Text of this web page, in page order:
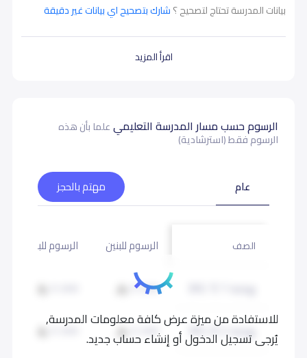
اقرأ المزيد
بيانات المدرسة تحتاج لتصحيح ؟شارك بتصحيح اي بيانات غير دقيقة
الرسوم حسب مسار المدرسة التعليميعلما بأن هذه
الرسوم فقط (استرشادية)
للاستفادة من ميزة عرض كافة معلومات المدرسة,
يُرجى تسجيل الدخول أو إنشاء حساب جديد.
عام مهتم بالحجز
الصف الرسوم للبنين الرسوم للبنات
21,900
روضة 2 (KG 2) 21,900
21,900